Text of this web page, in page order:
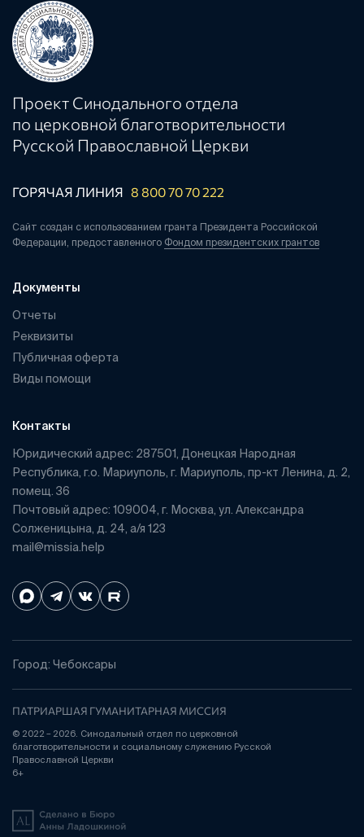
Проект Синодального отдела
по церковной благотворительности
Русской Православной Церкви
ГОРЯЧАЯ ЛИНИЯ 8 800 70 70 222
Сайт создан с использованием гранта Президента Российской
Федерации, предоставленного Фондом президентских грантов
Документы
Отчеты
Реквизиты
Публичная оферта
Виды помощи
Контакты
Юридический адрес: 287501, Донецкая Народная
Республика, г.о. Мариуполь, г. Мариуполь, пр-кт Ленина, д. 2,
помещ. 36
Почтовый адрес: 109004, г. Москва, ул. Александра
Солженицына, д. 24, а/я 123
mail@missia.help
Город: Чебоксары
ПАТРИАРШАЯ ГУМАНИТАРНАЯ МИССИЯ
© 2022 – 2026. Синодальный отдел по церковной
благотворительности и социальному служению Русской
Православной Церкви
6+